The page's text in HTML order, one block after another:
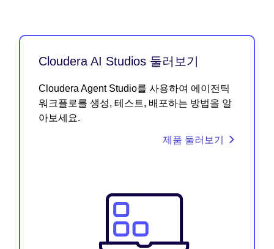
Cloudera AI Studios 둘러보기
Cloudera Agent Studio를 사용하여 에이전틱
워크플로를 생성, 테스트, 배포하는 방법을 알
아보세요.
제품 둘러보기